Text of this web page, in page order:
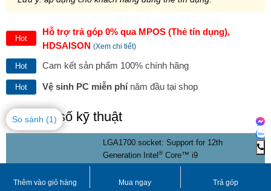
Thêm vào giỏ hàng Mua ngay Trả góp
HDSAISON(Xem chi tiết)
Cam kết sản phẩm 100% chính hãng
Hot Vệ sinh PC miễn phí năm đầu tại shop
Thông số kỹ thuật
Generation Intel® Core™ i9
processors/Intel®Core™ i7
®
Core™ i5 processors
L3 cache varies with CPU
So sánh (1)